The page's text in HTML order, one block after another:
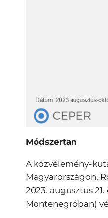
Módszertan
A közvélemény-
Magyarországon,
2023. augusztus
Montenegróban)